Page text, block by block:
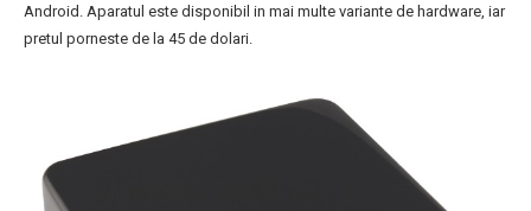
Android. Aparatul este disponibil in mai multe variante de hardware, iar
pretul porneste de la 45 de dolari.